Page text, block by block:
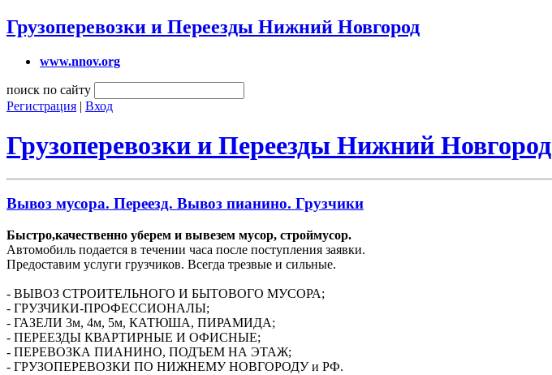
Грузоперевозки и Переезды Нижний Новгород
www.nnov.org
поиск по сайту
Регистрация | Вход
Грузоперевозки и Переезды Нижний Новгород
Вывоз мусора. Переезд. Вывоз пианино. Грузчики
Быстро,качественно уберем и вывезем мусор, строймусор.
Автомобиль подается в течении часа после поступления заявки.
Предоставим услуги грузчиков. Всегда трезвые и сильные.
- ВЫВОЗ СТРОИТЕЛЬНОГО И БЫТОВОГО МУСОРА;
- ГРУЗЧИКИ-ПРОФЕССИОНАЛЫ;
- ГАЗЕЛИ 3м, 4м, 5м, КАТЮША, ПИРАМИДА;
- ПЕРЕЕЗДЫ КВАРТИРНЫЕ И ОФИСНЫЕ;
- ПЕРЕВОЗКА ПИАНИНО, ПОДЪЕМ НА ЭТАЖ;
- ГРУЗОПЕРЕВОЗКИ ПО НИЖНЕМУ НОВГОРОДУ и РФ.